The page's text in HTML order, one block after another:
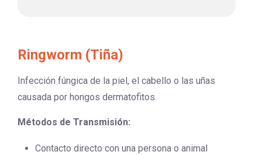
Ringworm (Tiña)
Infección fúngica de la piel, el cabello o las uñas
causada por hongos dermatofitos.
Métodos de Transmisión:
Contacto directo con una persona o animal